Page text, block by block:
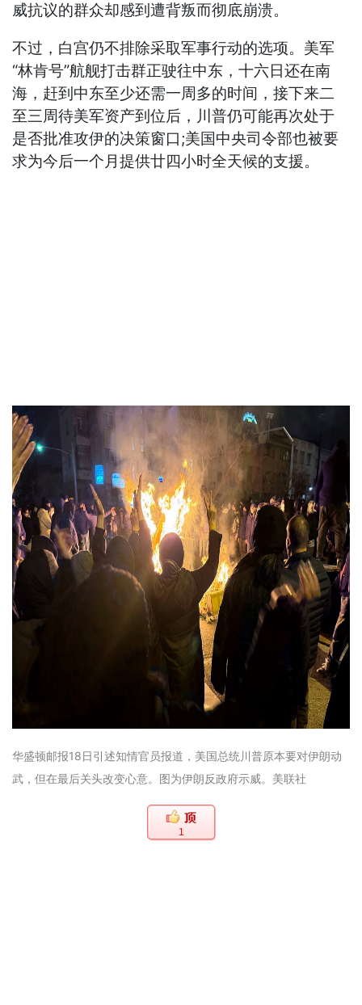
威抗议的群众却感到遭背叛而彻底崩溃。
不过，白宫仍不排除采取军事行动的选项。美军
“林肯号”航舰打击群正驶往中东，十六日还在南
海，赶到中东至少还需一周多的时间，接下来二
至三周待美军资产到位后，川普仍可能再次处于
是否批准攻伊的决策窗口;美国中央司令部也被要
求为今后一个月提供廿四小时全天候的支援。
华盛顿邮报18日引述知情官员报道，美国总统川普原本要对伊朗动
武，但在最后关头改变心意。图为伊朗反政府示威。美联社
1